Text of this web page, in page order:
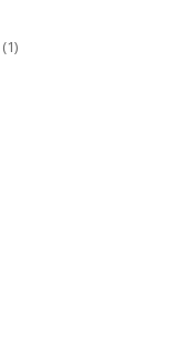
(1)